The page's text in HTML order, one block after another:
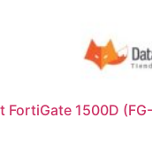
FortiGate 1500D